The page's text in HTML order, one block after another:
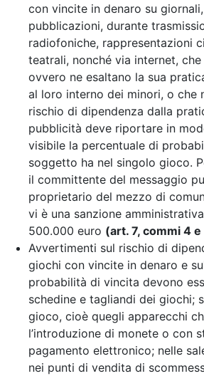
con vincite in denaro su
pubblicazioni, durante
radiofoniche, rappresentazioni
teatrali, nonché via internet,
ovvero ne esaltano la sua
al loro interno dei minori, o che
rischio di dipendenza dalla
pubblicità deve riportare in
visibile la percentuale di
soggetto ha nel singolo gioco.
il committente del messaggio
proprietario del mezzo di
vi è una sanzione
500.000 euro (art. 7, commi 4
Avvertimenti sul rischio di
giochi con vincite in denaro e
probabilità di vincita devono
schedine e tagliandi dei giochi;
gioco, cioè quegli apparecchi
l’introduzione di monete o con
pagamento elettronico; nelle
nei punti di vendita di